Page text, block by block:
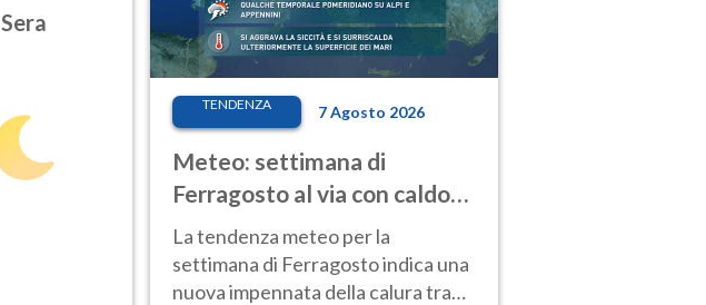
Sera
TENDENZA 7 Agosto 2026
Meteo: settimana di
Ferragosto al via con caldo
intenso e qualche temporale
La tendenza meteo per la
settimana di Ferragosto indica una
nuova impennata della calura tra